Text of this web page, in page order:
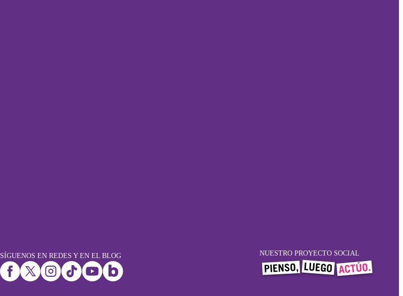
SÍGUENOS EN REDES Y EN EL BLOG NUESTRO PROYECTO SOCIAL